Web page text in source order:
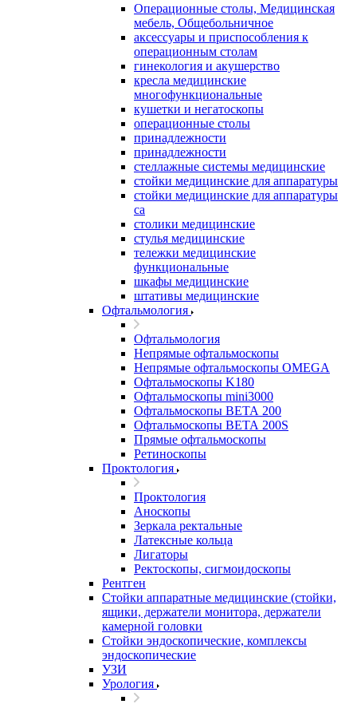
Операционные столы, Медицинская
мебель, Общебольничное
аксессуары и приспособления к
операционным столам
гинекология и акушерство
кресла медицинские
многофункциональные
кушетки и негатоскопы
операционные столы
принадлежности
принадлежности
стеллажные системы медицинские
стойки медицинские для аппаратуры
стойки медицинские для аппаратуры
са
столики медицинские
стулья медицинские
тележки медицинские
функциональные
шкафы медицинские
штативы медицинские
Офтальмология
Офтальмология
Непрямые офтальмоскопы
Непрямые офтальмоскопы OMEGA
Офтальмоскопы K180
Офтальмоскопы mini3000
Офтальмоскопы ВЕТА 200
Офтальмоскопы ВЕТА 200S
Прямые офтальмоскопы
Ретиноскопы
Проктология
Проктология
Аноскопы
Зеркала ректальные
Латексные кольца
Лигаторы
Ректоскопы, сигмоидоскопы
Рентген
Стойки аппаратные медицинские (стойки,
ящики, держатели монитора, держатели
камерной головки
Стойки эндоскопические, комплексы
эндоскопические
УЗИ
Урология